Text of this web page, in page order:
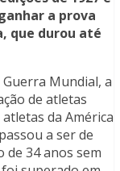
a prova
que durou até
Mundial, a
de atletas
da América
a ser de
34 anos sem